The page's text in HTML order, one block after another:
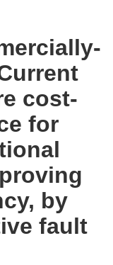
cost-
for
by
fault